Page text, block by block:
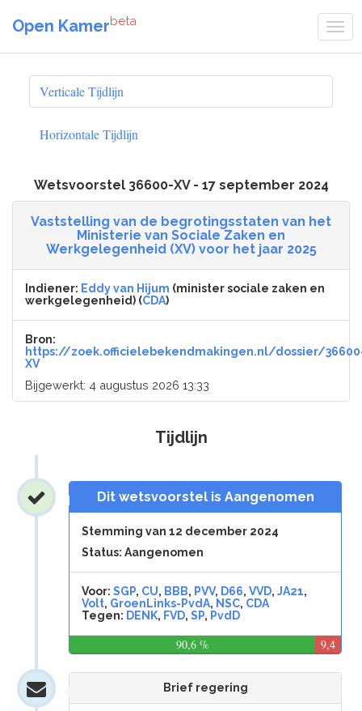
Open Kamerbeta
Verticale Tijdlijn
Horizontale Tijdlijn
Wetsvoorstel 36600-XV - 17 september 2024
Vaststelling van de begrotingsstaten van het
Ministerie van Sociale Zaken en
Werkgelegenheid (XV) voor het jaar 2025
Indiener: Eddy van Hijum (minister sociale zaken en
werkgelegenheid) (CDA)
Bron:
https://zoek.officielebekendmakingen.nl/dossier/
XV
Bijgewerkt: 4 augustus 2026 13:33
Tijdlijn
Dit wetsvoorstel is Aangenomen
Stemming van 12 december 2024
Status: Aangenomen
Voor: SGP, CU, BBB, PVV, D66,VVD,JA21,
Volt, GroenLinks-PvdA, NSC, CDA
Tegen: DENK, FVD,SP, PvdD
90,6 %
9,4
Brief regering